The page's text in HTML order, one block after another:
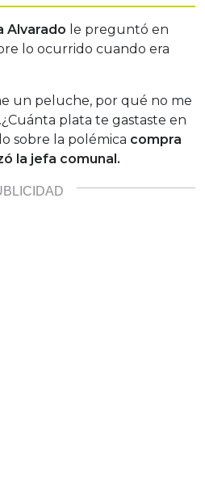
Alvarado le preguntó en
lo ocurrido cuando era
un peluche, por qué no me
plata te gastaste en
sobre la polémica compra
la jefa comunal.